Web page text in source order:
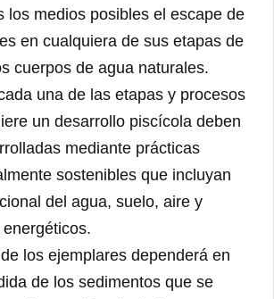
los medios posibles el escape de
en cualquiera de sus etapas de
cuerpos de agua naturales.
una de las etapas y procesos
un desarrollo piscícola deben
mediante prácticas
sostenibles que incluyan
del agua, suelo, aire y
los ejemplares dependerá en
de los sedimentos que se